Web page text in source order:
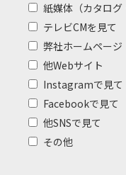
紙媒体（カタログ
テレビCMを見て
弊社ホームページ
他Webサイト
Instagramで見て
Facebookで見て
他SNSで見て
その他